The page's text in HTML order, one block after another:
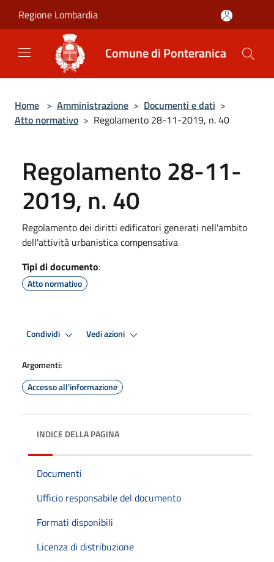
Regione Lombardia
Comune di Ponteranica
Home > Amministrazione > Documenti e dati >
Atto normativo > Regolamento 28-11-2019, n. 40
Regolamento 28-11-
2019, n. 40
Regolamento dei diritti edificatori generati nell'ambito
dell'attività urbanistica compensativa
Tipi di documento:
Atto normativo
Condividi Vedi azioni
Argomenti:
Accesso all'informazione
INDICE DELLA PAGINA
Documenti
Ufficio responsabile del documento
Formati disponibili
Licenza di distribuzione